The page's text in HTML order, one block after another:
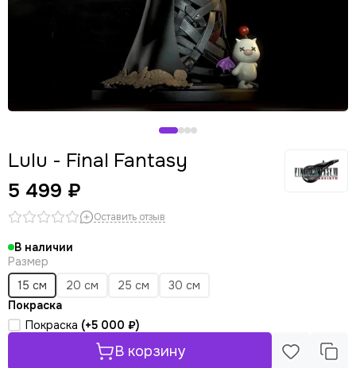
Lulu - Final Fantasy
5 499 ₽
Оставить отзыв
В наличии
Размер
15 см
20 см 25 см
30 см
Покраска
Покраска (+5 000 ₽)
В корзину